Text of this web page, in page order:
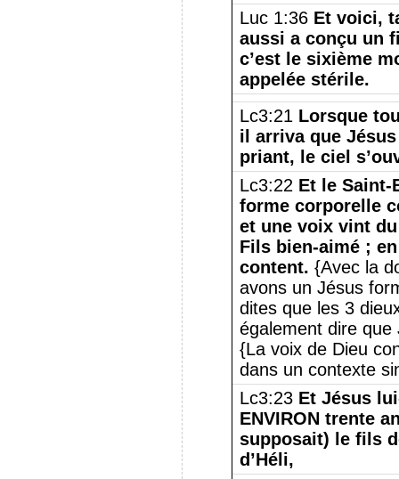
Luc 1:36 Et voici,
aussi a conçu un
c’est le sixième
appelée stérile.
Lc3:21 Lorsque
il arriva que
priant, le ciel
Lc3:22 Et le Saint-
forme corporelle
et une voix vint
Fils bien-aimé ;
content. {Avec la
avons un Jésus
dites que les 3
également dire que
{La voix de Dieu
dans un contexte
Lc3:23 Et Jésus
ENVIRON trente
supposait) le fils
d’Héli,